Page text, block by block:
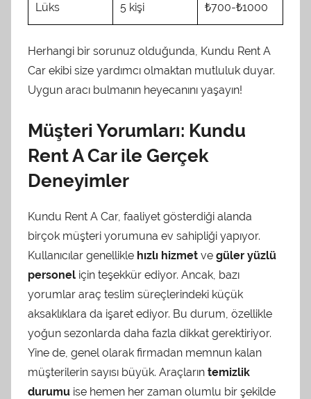
Lüks 5 kişi ₺700-₺1000
Herhangi bir sorunuz olduğunda, Kundu Rent A
Car ekibi size yardımcı olmaktan mutluluk duyar.
Uygun aracı bulmanın heyecanını yaşayın!
Müşteri Yorumları: Kundu
Rent A Car ile Gerçek
Deneyimler
Kundu Rent A Car, faaliyet gösterdiği alanda
birçok müşteri yorumuna ev sahipliği yapıyor.
Kullanıcılar genellikle hızlı hizmet ve güler yüzlü
personel için teşekkür ediyor. Ancak, bazı
yorumlar araç teslim süreçlerindeki küçük
aksaklıklara da işaret ediyor. Bu durum, özellikle
yoğun sezonlarda daha fazla dikkat gerektiriyor.
Yine de, genel olarak firmadan memnun kalan
müşterilerin sayısı büyük. Araçların temizlik
durumu ise hemen her zaman olumlu bir şekilde